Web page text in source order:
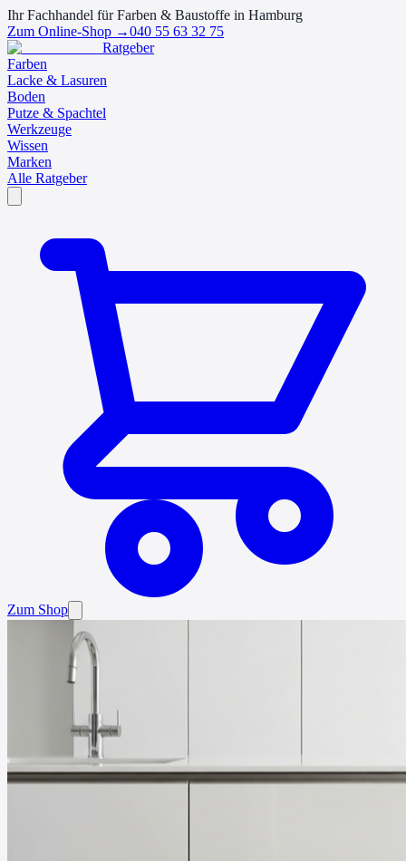
Ihr Fachhandel für Farben & Baustoffe in Hamburg
Zum Online-Shop →040 55 63 32 75
Ratgeber
Farben
Lacke & Lasuren
Boden
Putze & Spachtel
Werkzeuge
Wissen
Marken
Alle Ratgeber
Zum Shop